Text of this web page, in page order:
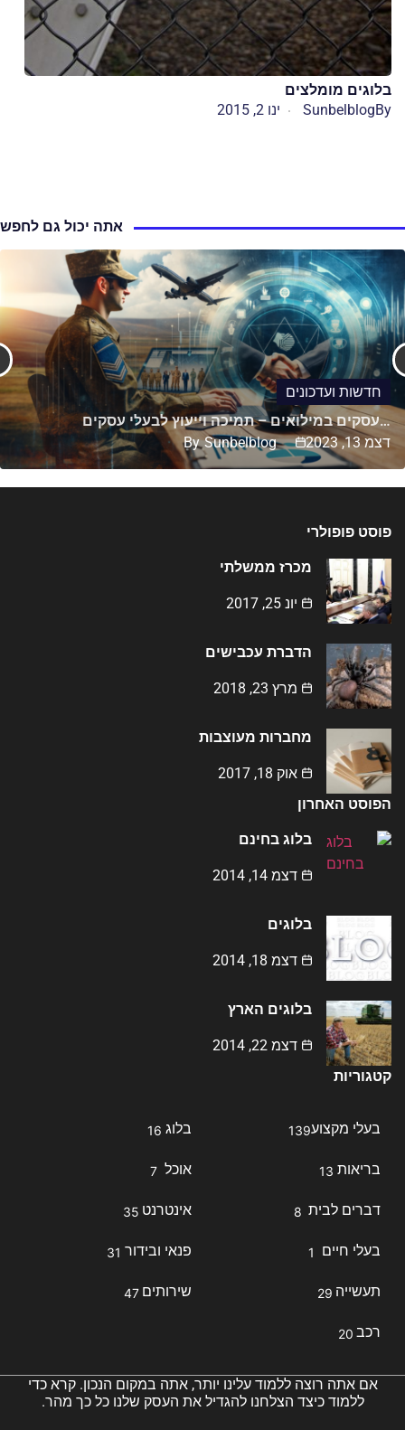
בלוגים מומלצים
By
Sunbelblog ינו 2, 2015
אתה יכול גם לחפש
חדשות ועדכונים
עסקים במילואים – תמיכה וייעוץ לבעלי עסקים…
By Sunbelblog דצמ 13, 2023
פוסט פופולרי
מכרז ממשלתי
יונ 25, 2017
הדברת עכבישים
מרץ 23, 2018
מחברות מעוצבות
אוק 18, 2017
הפוסט האחרון
בלוג בחינם
דצמ 14, 2014
בלוגים
דצמ 18, 2014
בלוגים הארץ
דצמ 22, 2014
קטגוריות
בעלי מקצוע139 בלוג 16
בריאות 13 אוכל 7
דברים לבית 8 אינטרנט 35
בעלי חיים 1 פנאי ובידור 31
תעשייה 29 שירותים 47
רכב 20
אם אתה רוצה ללמוד עלינו יותר, אתה במקום הנכון. קרא כדי
ללמוד כיצד הצלחנו להגדיל את העסק שלנו כל כך מהר.